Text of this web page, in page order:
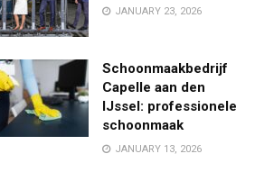
JANUARY 23, 2026
Schoonmaakbedrijf
Capelle aan den
IJssel: professionele
schoonmaak
JANUARY 13, 2026